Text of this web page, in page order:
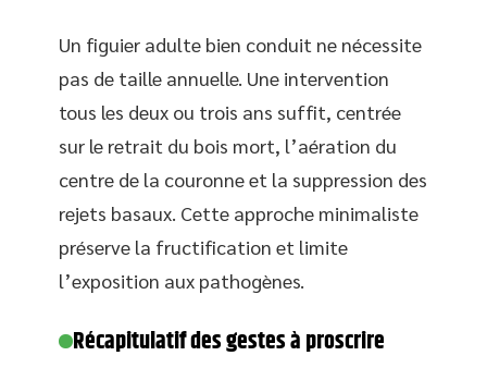
Un figuier adulte bien conduit ne nécessite
pas de taille annuelle. Une intervention
tous les deux ou trois ans suffit, centrée
sur le retrait du bois mort, l’aération du
centre de la couronne et la suppression des
rejets basaux. Cette approche minimaliste
préserve la fructification et limite
l’exposition aux pathogènes.
Récapitulatif des gestes à proscrire